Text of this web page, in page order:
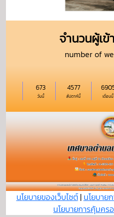
จำนวนผู้เข้
number of
วันนี้
673
สัปดาห์นี้
4577
เดือนนี้
นโยบายของเว็บไซต์| นโยบาย
นโยบายการคุ้มค